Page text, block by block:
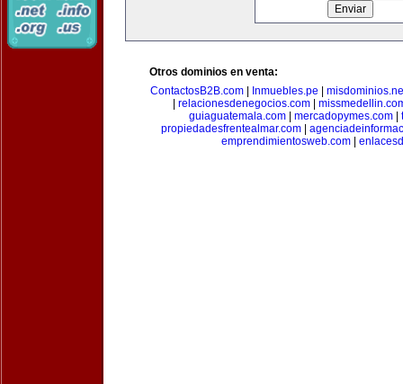
Otros dominios en venta:
ContactosB2B.com
Inmuebles.pe
relacionesdenegocios.com|
guiaguatemala.com
mercadopymes.com
propiedadesfrentealmar.com
emprendimientosweb.com